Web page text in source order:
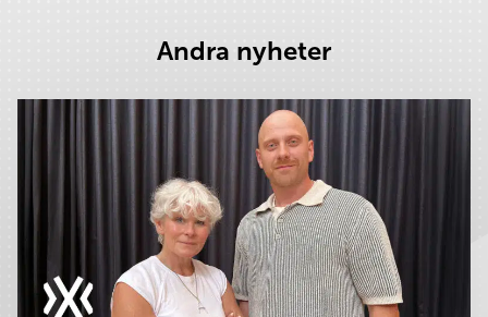
Andra nyheter